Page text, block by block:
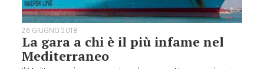
26 GIUGNO 2018
La gara a chi è il più infame nel
Mediterraneo